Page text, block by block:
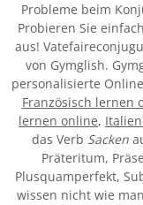
Probleme beim
Probieren Sie
aus!
von Gymglish.
personalisierte
Französisch lernen
lernen online,
das Verb Sacken
Präteritum,
Plusquamperfekt,
wissen nicht wie man